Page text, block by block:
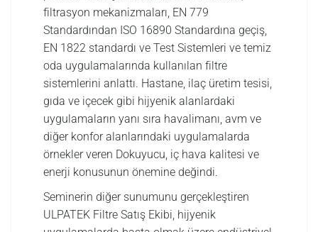
filtrasyon mekanizmaları, EN 779
Standardından ISO 16890 Standardına geçiş,
EN 1822 standardı ve Test Sistemleri ve temiz
oda uygulamalarında kullanılan filtre
sistemlerini anlattı. Hastane, ilaç üretim tesisi,
gıda ve içecek gibi hijyenik alanlardaki
uygulamaların yanı sıra havalimanı, avm ve
diğer konfor alanlarındaki uygulamalarda
örnekler veren Dokuyucu, iç hava kalitesi ve
enerji konusunun önemine değindi.
Seminerin diğer sunumunu gerçekleştiren
ULPATEK Filtre Satış Ekibi, hijyenik